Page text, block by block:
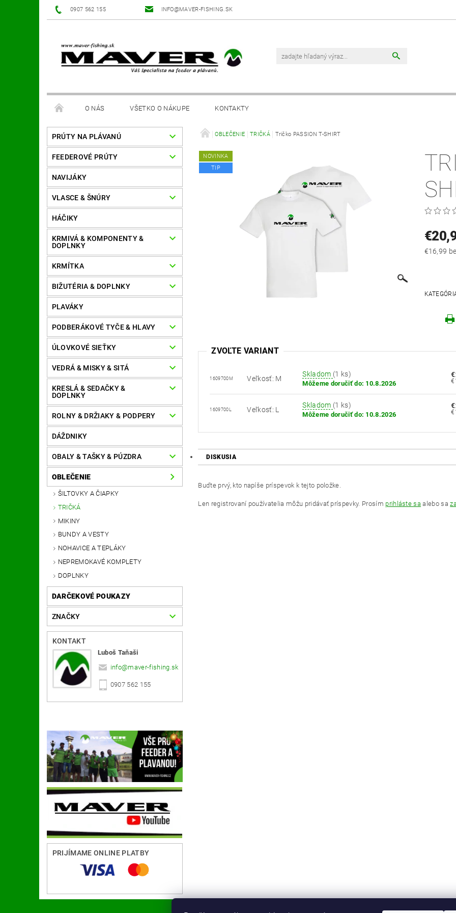
0907 562 155 INFO@MAVER-FISHING.SK
O NÁS VŠETKO O NÁKUPE KONTAKTY
PRÚTY NA PLÁVANÚ
FEEDEROVÉ PRÚTY
NAVIJÁKY
VLASCE & ŠNÚRY
HÁČIKY
KRMIVÁ & KOMPONENTY &
DOPLNKY
KRMÍTKA
BIŽUTÉRIA & DOPLNKY
PLAVÁKY
PODBERÁKOVÉ TYČE & HLAVY
ÚLOVKOVÉ SIEŤKY
VEDRÁ & MISKY & SITÁ
KRESLÁ & SEDAČKY &
DOPLNKY
ROLNY & DRŽIAKY & PODPERY
DÁŽDNIKY
OBALY & TAŠKY & PÚZDRA
OBLEČENIE
ŠILTOVKY A ČIAPKY
TRIČKÁ
MIKINY
BUNDY A VESTY
NOHAVICE A TEPLÁKY
NEPREMOKAVÉ KOMPLETY
DOPLNKY
DARČEKOVÉ POUKAZY
ZNAČKY
KONTAKT
Luboš Taňaši
info@maver-fishing.sk
0907 562 155
PRIJÍMAME ONLINE PLATBY
OBLEČENIE TRIČKÁ Tričko PASSION T-SHIRT
NOVINKA
TIP
ZVOĽTE VARIANT
1609700M Veľkosť: M
Skladom (1 ks)
Môžeme doručiť do: 10.8.2026
1609700L Veľkosť: L
Skladom (1 ks)
Môžeme doručiť do: 10.8.2026
DISKUSIA
Buďte prvý, kto napíše príspevok k tejto položke.
Len registrovaní používatelia môžu pridávať príspevky. Prosím prihláste sa alebo sa